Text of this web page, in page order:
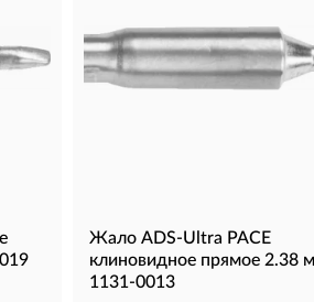
Жало ADS-Ultra PACE
клиновидное прямое 2.38
1131-0013